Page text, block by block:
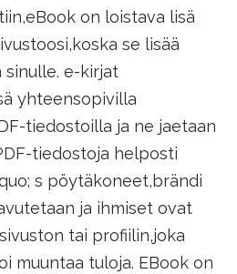
on loistava lisä
se lisää
sinulle. e-kirjat
yhteensopivilla
tiedostoilla ja ne jaetaan
tiedostoja helposti
s pöytäkoneet,brändi
ja ihmiset ovat
tai profiilin,joka
muuntaa tuloja. EBook on